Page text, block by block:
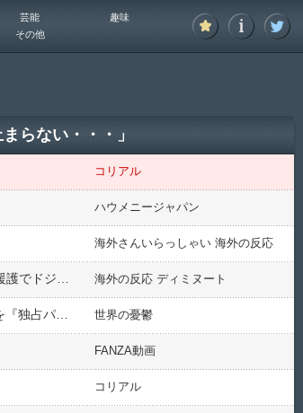
芸能
趣味
その他
らない・・・」
コリアル
ハウメニージャパン
海外さんいらっしゃい 海外の反応
海外の反応 ディミヌート
世界の憂鬱
FANZA動画
コリアル